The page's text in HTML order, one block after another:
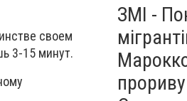
своем
3-15 минут.
ЗМІ -